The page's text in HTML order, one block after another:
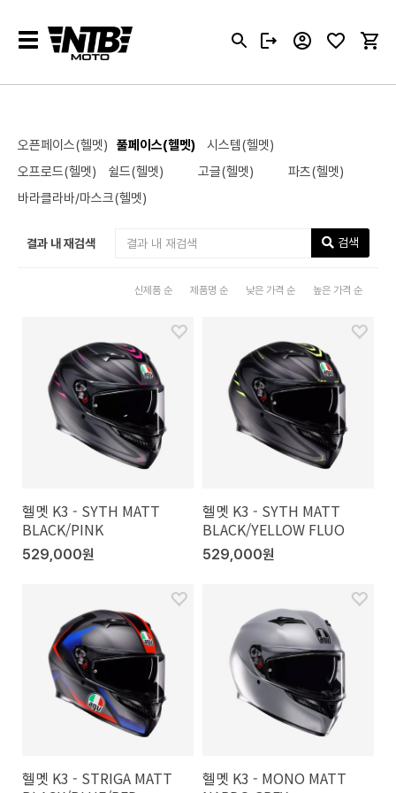
Toggle
navigation
오픈페이스(헬멧) 풀페이스(헬멧)
시스템(헬멧)
오프로드(헬멧)
쉴드(헬멧) 고글(헬멧)
파츠(헬멧)
바라클라바/마스크(헬멧)
결과 내 재검색 검색
신제품 순 제품명 순 낮은 가격 순 높은 가격 순
헬멧 K3 - SYTH MATT
BLACK/PINK
529,000원
헬멧 K3 - SYTH MATT
BLACK/YELLOW FLUO
529,000원
헬멧 K3 - STRIGA MATT
헬멧 K3 - MONO MATT